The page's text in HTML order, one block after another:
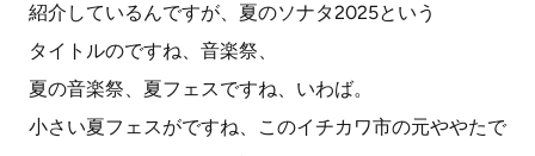
紹介しているんですが、夏のソナタ2025という
タイトルのですね、音楽祭、
夏の音楽祭、夏フェスですね、いわば。
小さい夏フェスがですね、このイチカワ市の元ややたで